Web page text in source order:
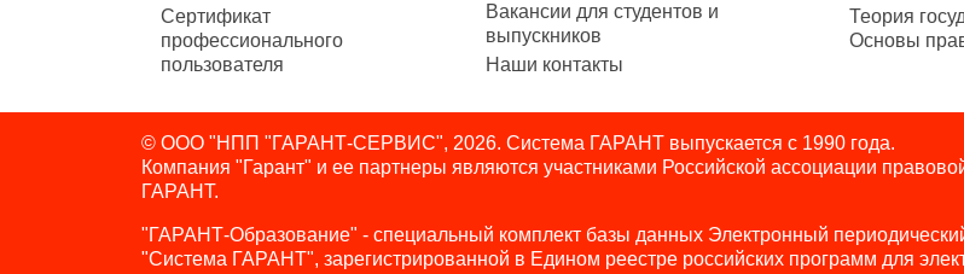
Сертификат
профессионального
пользователя
Вакансии для студентов и
выпускников
Наши контакты
Теория
Основы
© ООО "НПП "ГАРАНТ-СЕРВИС", 2026. Система ГАРАНТ выпускается с 1990 года.
Компания "Гарант" и ее партнеры являются участниками Российской ассоциации
ГАРАНТ.
"ГАРАНТ-Образование" - специальный комплект базы данных Электронный
"Система ГАРАНТ", зарегистрированной в Едином реестре российских программ для